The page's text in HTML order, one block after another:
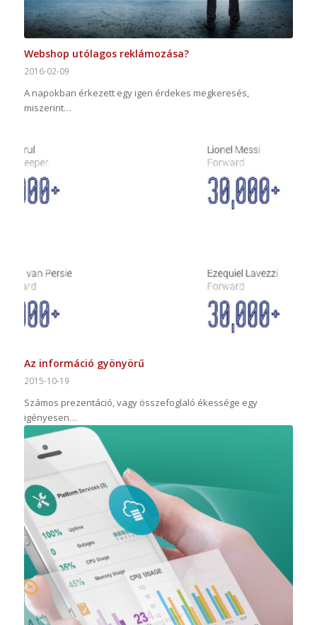
Webshop utólagos reklámozása?
2016-02-09
A napokban érkezett egy igen érdekes megkeresés,
miszerint…
Az információ gyönyörű
2015-10-19
Számos prezentáció, vagy összefoglaló ékessége egy
igényesen…